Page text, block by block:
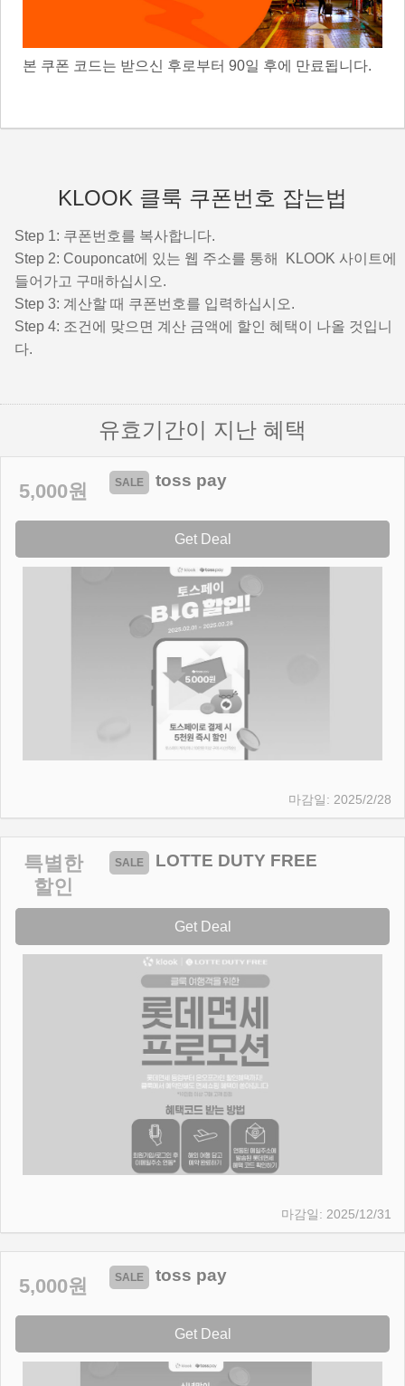
본 쿠폰 코드는 받으신 후로부터 90일 후에 만료됩니다.
KLOOK 클룩 쿠폰번호 잡는법
Step 1: 쿠폰번호를 복사합니다.
Step 2: Couponcat에 있는 웹 주소를 통해 KLOOK 사이트에
들어가고 구매하십시오.
Step 3: 계산할 때 쿠폰번호를 입력하십시오.
Step 4: 조건에 맞으면 계산 금액에 할인 혜택이 나올 것입니
다.
유효기간이 지난 혜택
5,000원 toss pay
Get Deal
2025/2/28
특별한
할인
LOTTE DUTY FREE
Get Deal
2025/12/31
5,000원 toss pay
Get Deal